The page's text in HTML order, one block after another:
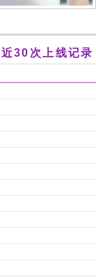
30次上线记录